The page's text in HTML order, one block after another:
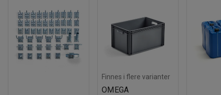
Finnes i flere varianter
OMEGA